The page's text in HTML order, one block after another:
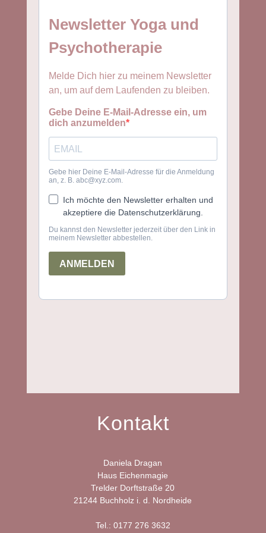
Kontakt
Daniela Dragan
Haus Eichenmagie
Trelder Dorftstraße 20
21244 Buchholz i. d. Nordheide
Tel.: 0177 276 3632